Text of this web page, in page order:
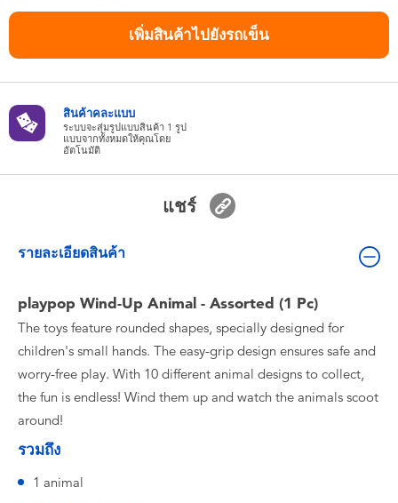
กล่องสุ่ม
ตัวละครเพี่อการสะสม
แกดเจ็ต
เพิ่มสินค้าไปยังรถเข็น
สินค้าคละแบบ
ระบบจะสุ่มรูปแบบสินค้า 1 รูป
แบบจากทั้งหมดให้คุณโดย
อัตโนมัติ
แชร์
รายละเอียดสินค้า
playpop Wind-Up Animal - Assorted (1 Pc)
The toys feature rounded shapes, specially designed for
children's small hands. The easy-grip design ensures safe and
worry-free play. With 10 different animal designs to collect,
the fun is endless! Wind them up and watch the animals scoot
around!
รวมถึง
1 animal